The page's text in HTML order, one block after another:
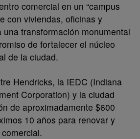
comercial en un “campus
con viviendas, oficinas y
una transformación monumental
de fortalecer el núcleo
de la ciudad.
Hendricks, la IEDC (Indiana
Corporation) y la ciudad
de aproximadamente $600
10 años para renovar y